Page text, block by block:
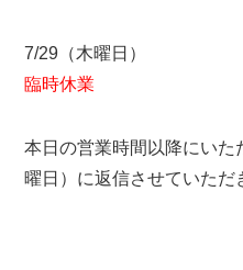
7/29（木曜日）
臨時休業
本日の営業時間以降にい
曜日）に返信させていただ